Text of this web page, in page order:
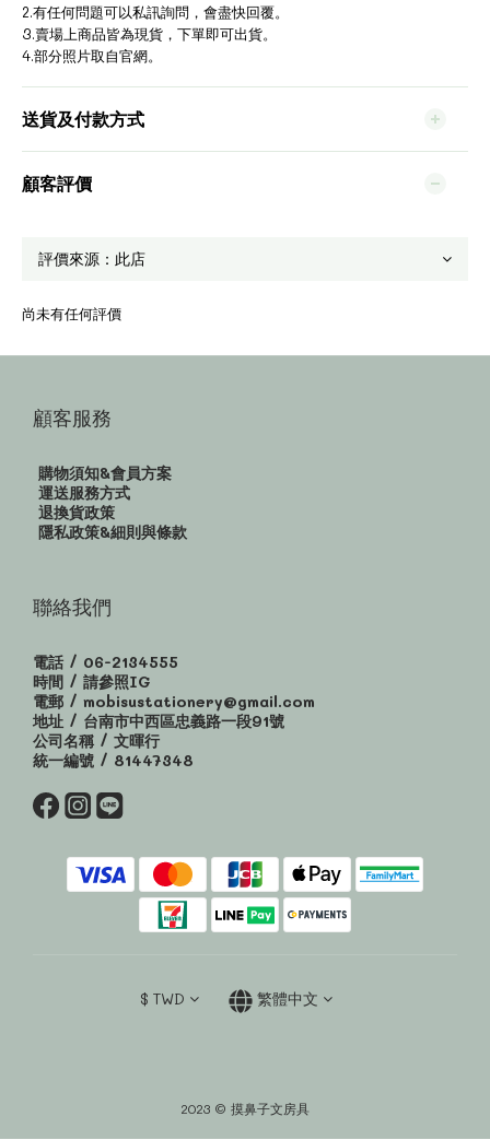
2.有任何問題可以私訊詢問，會盡快回覆。
3.賣場上商品皆為現貨，下單即可出貨。
4.部分照片取自官網。
送貨及付款方式
顧客評價
尚未有任何評價
顧客服務
購物須知&會員方案
運送服務方式
退換貨政策
隱私政策&細則與條款
聯絡我們
電話 / 06-2134555
時間 / 請參照IG
電郵 / mobisustationery@gmail.com
地址 / 台南市中西區忠義路一段91號
公司名稱 / 文暉行
統一編號 / 81447348
$ TWD 繁體中文
2023 © 摸鼻子文房具